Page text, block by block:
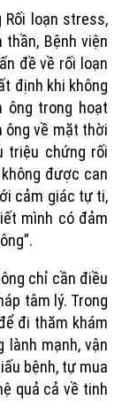
Rối loạn stress,
Bệnh viện
đề về rối loạn
định khi không
ông trong hoạt
ông về mặt thời
triệu chứng rối
được can
cảm giác tự ti,
mình có đảm
chỉ cần điều
tâm lý. Trong
đi thăm khám
mạnh, vận
bệnh, tự mua
quả cả về tinh